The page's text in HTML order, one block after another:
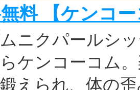
料 【ケンコ
ニクパールシ
ケンコーコム
えられ、体の